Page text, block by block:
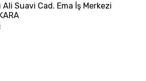
Ali Suavi Cad. Ema İş Merkezi